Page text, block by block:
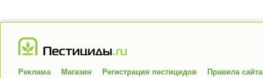
Реклама Магазин Регистрация пестицидов Правила сайта